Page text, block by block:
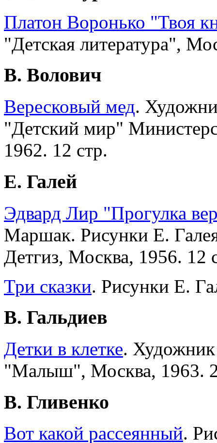
Платон Воронько "Твоя
"Детская литература",
В. Волович
Вересковый мед.
"Детский мир"
1962. 12 стр.
Е. Галей
Эдвард Лир "Прогулка
Маршак. Рисунки Е.
Детгиз, Москва, 1956. 12
Три сказки. Рисунки Е.
В. Гальдиев
Детки в клетке. Художник
"Малыш", Москва, 1963.
В. Гливенко
Вот какой рассеянный.